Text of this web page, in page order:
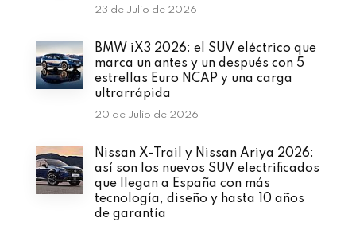
23 de Julio de 2026
BMW iX3 2026: el SUV eléctrico que
marca un antes y un después con 5
estrellas Euro NCAP y una carga
ultrarrápida
20 de Julio de 2026
Nissan X-Trail y Nissan Ariya 2026:
así son los nuevos SUV electrificados
que llegan a España con más
tecnología, diseño y hasta 10 años
de garantía